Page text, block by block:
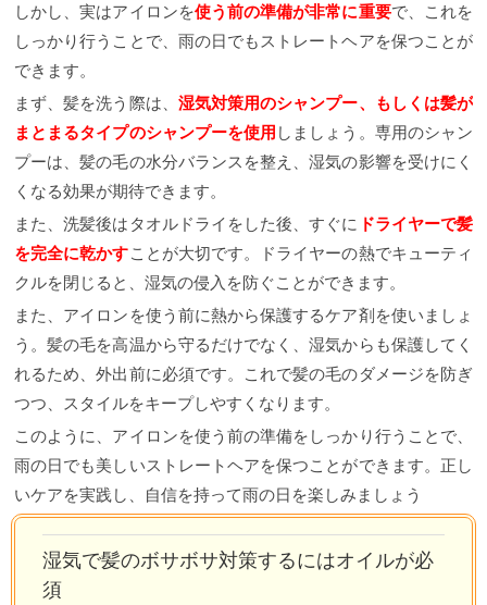
しかし、実はアイロンを使う前の準備が非常に重要で、これを
しっかり行うことで、雨の日でもストレートヘアを保つことが
できます。
まず、髪を洗う際は、 湿気対策用のシャンプー、もしくは髪が
まとまるタイプのシャンプーを使用 しましょう。専用のシャン
プーは、髪の毛の水分バランスを整え、湿気の影響を受けにく
くなる効果が期待できます。
また、洗髪後はタオルドライをした後、すぐに
ドライヤーで髪
を完全に乾かすことが大切です。ドライヤーの熱でキューティ
クルを閉じると、湿気の侵入を防ぐことができます。
また、アイロンを使う前に熱から保護するケア剤を使いましょ
う。髪の毛を高温から守るだけでなく、湿気からも保護してく
れるため、外出前に必須です。これで髪の毛のダメージを防ぎ
つつ、スタイルをキープしやすくなります。
このように、アイロンを使う前の準備をしっかり行うことで、
雨の日でも美しいストレートヘアを保つことができます。正し
いケアを実践し、自信を持って雨の日を楽しみましょう
湿気で髪のボサボサ対策するにはオイルが必
須